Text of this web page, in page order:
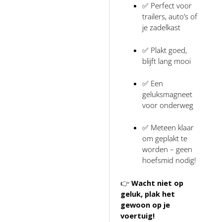
✅ Perfect voor
trailers, auto’s of
je zadelkast
✅ Plakt goed,
blijft lang mooi
✅ Een
geluksmagneet
voor onderweg
✅ Meteen klaar
om geplakt te
worden – geen
hoefsmid nodig!
👉 Wacht niet op
geluk, plak het
gewoon op je
voertuig!